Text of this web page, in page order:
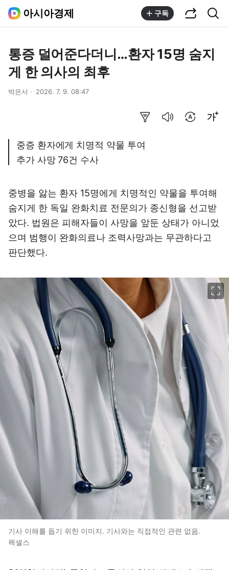
아시아경제 구독
통증 덜어준다더니…환자 15명 숨지
게 한 의사의 최후
박은서 2026. 7. 9. 08:47
중증 환자에게 치명적 약물 투여
추가 사망 76건 수사
중병을 앓는 환자 15명에게 치명적인 약물을 투여해
숨지게 한 독일 완화치료 전문의가 종신형을 선고받
았다. 법원은 피해자들이 사망을 앞둔 상태가 아니었
으며 범행이 완화의료나 조력사망과는 무관하다고
판단했다.
기사 이해를 돕기 위한 이미지. 기사와는 직접적인 관련 없음.
펙셀스